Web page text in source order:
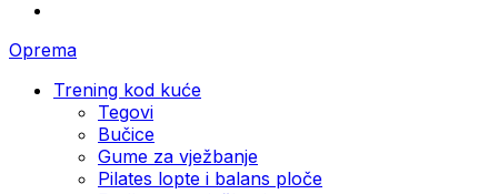
Oprema
Trening kod kuće
Tegovi
Bučice
Gume za vježbanje
Pilates lopte i balans ploče